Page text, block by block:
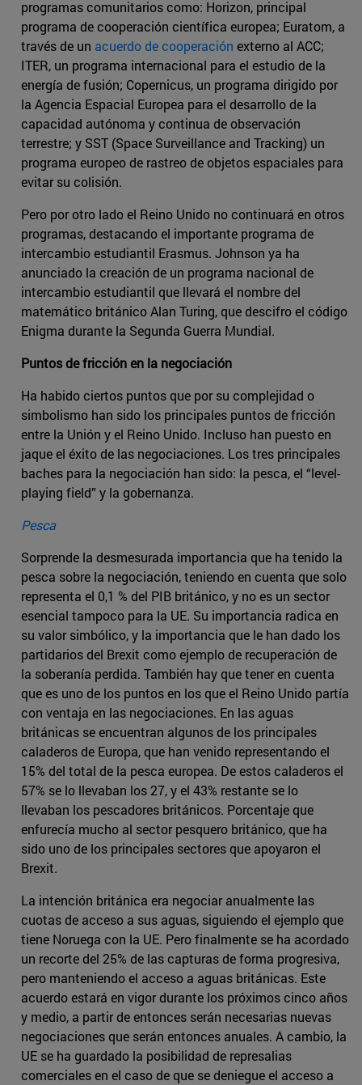
programas comunitarios como: Horizon, principal
programa de cooperación científica europea; Euratom, a
través de un acuerdo de cooperación externo al ACC;
ITER, un programa internacional para el estudio de la
energía de fusión; Copernicus, un programa dirigido por
la Agencia Espacial Europea para el desarrollo de la
capacidad autónoma y continua de observación
terrestre; y SST (Space Surveillance and Tracking) un
programa europeo de rastreo de objetos espaciales para
evitar su colisión.
Pero por otro lado el Reino Unido no continuará en otros
programas, destacando el importante programa de
intercambio estudiantil Erasmus. Johnson ya ha
anunciado la creación de un programa nacional de
intercambio estudiantil que llevará el nombre del
matemático británico Alan Turing, que descifro el código
Enigma durante la Segunda Guerra Mundial.
Puntos de fricción en la negociación
Ha habido ciertos puntos que por su complejidad o
simbolismo han sido los principales puntos de fricción
entre la Unión y el Reino Unido. Incluso han puesto en
jaque el éxito de las negociaciones. Los tres principales
baches para la negociación han sido: la pesca, el “level-
playing field” y la gobernanza.
Pesca
Sorprende la desmesurada importancia que ha tenido la
pesca sobre la negociación, teniendo en cuenta que solo
representa el 0,1 % del PIB británico, y no es un sector
esencial tampoco para la UE. Su importancia radica en
su valor simbólico, y la importancia que le han dado los
partidarios del Brexit como ejemplo de recuperación de
la soberanía perdida. También hay que tener en cuenta
que es uno de los puntos en los que el Reino Unido partía
con ventaja en las negociaciones. En las aguas
británicas se encuentran algunos de los principales
caladeros de Europa, que han venido representando el
15% del total de la pesca europea. De estos caladeros el
57% se lo llevaban los 27, y el 43% restante se lo
llevaban los pescadores británicos. Porcentaje que
enfurecía mucho al sector pesquero británico, que ha
sido uno de los principales sectores que apoyaron el
Brexit.
La intención británica era negociar anualmente las
cuotas de acceso a sus aguas, siguiendo el ejemplo que
tiene Noruega con la UE. Pero finalmente se ha acordado
un recorte del 25% de las capturas de forma progresiva,
pero manteniendo el acceso a aguas británicas. Este
acuerdo estará en vigor durante los próximos cinco años
y medio, a partir de entonces serán necesarias nuevas
negociaciones que serán entonces anuales. A cambio, la
UE se ha guardado la posibilidad de represalias
comerciales en el caso de que se deniegue el acceso a